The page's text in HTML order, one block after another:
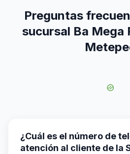
Preguntas
sucursal Ba Mega
¿Cuál es el número de
atención al cliente de la